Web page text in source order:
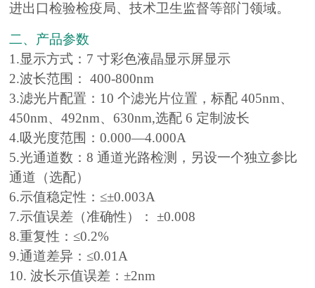
进出口检验检疫局、技术卫生监督等部门领域。
二、产品参数
1.显示方式：7 寸彩色液晶显示屏显示
2.波长范围： 400-800nm
3.滤光片配置：10 个滤光片位置，标配 405nm、
450nm、492nm、630nm,选配 6 定制波长
4.吸光度范围：0.000―4.000A
5.光通道数：8 通道光路检测，另设一个独立参比
通道（选配）
6.示值稳定性：≤±0.003A
7.示值误差（准确性）： ±0.008
8.重复性：≤0.2%
9.通道差异：≤0.01A
10. 波长示值误差：±2nm